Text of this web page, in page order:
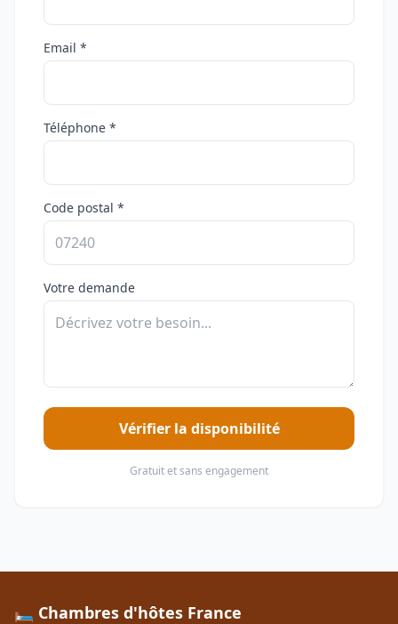
Email *
Téléphone *
Code postal *
Votre demande
Vérifier la disponibilité
Gratuit et sans engagement
🛏️ Chambres d'hôtes France